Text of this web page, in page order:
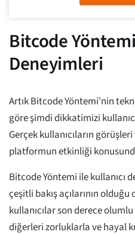
Bitcode
Deneyimleri
Artık Bitcode Yöntemi'nin
göre şimdi dikkatimizi
Gerçek kullanıcıların
platformun etkinliği
Bitcode Yöntemi ile kullanıcı
çeşitli bakış açılarının olduğu
kullanıcılar son derece
diğerleri zorluklarla ve hayal